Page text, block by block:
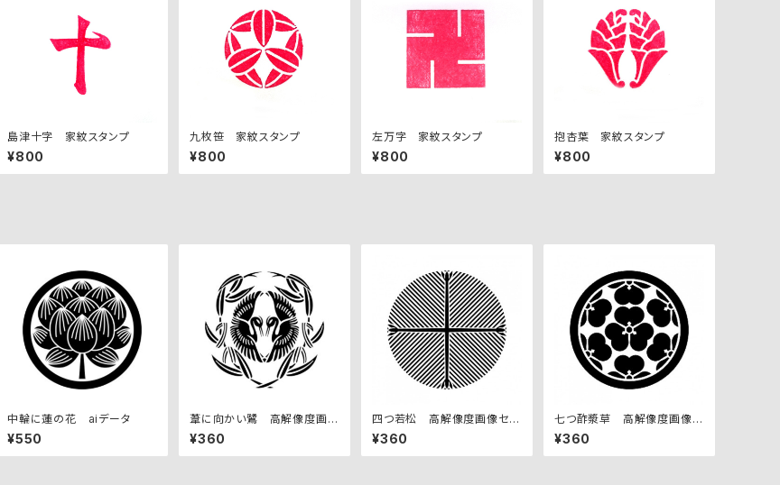
島津十字 家紋スタンプ
¥800
九枚笹 家紋スタンプ
¥800
左万字 家紋スタンプ
¥800
抱杏葉 家紋スタンプ
¥800
中輪に蓮の花 aiデータ
¥550
葦に向かい鷺 高解像度画像
セット
¥360
四つ若松 高解像度画像セッ
ト
¥360
七つ酢漿草 高解像度画像セ
ット
¥360